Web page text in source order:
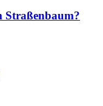
Straßenbaum?